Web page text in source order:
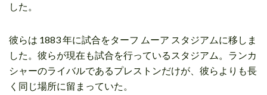
した。
彼らは 1883 年に試合をターフ ムーア スタジアムに移しま
した。彼らが現在も試合を行っているスタジアム。ランカ
シャーのライバルであるプレストンだけが、彼らよりも長
く同じ場所に留まっていた。